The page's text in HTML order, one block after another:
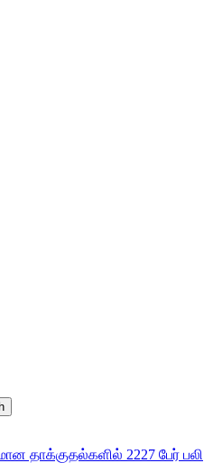
தாக்குதல்களில் 2227 பேர் பலி